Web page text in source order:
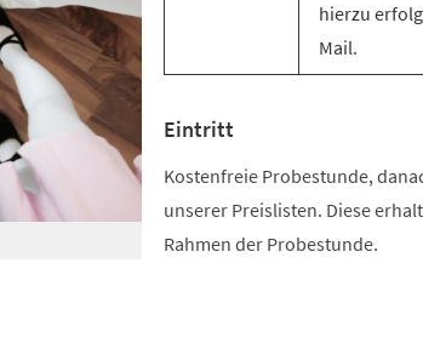
hierzu
Mail.
Eintritt
Kostenfreie Probestunde,
unserer Preislisten. Diese
Rahmen der Probestunde.